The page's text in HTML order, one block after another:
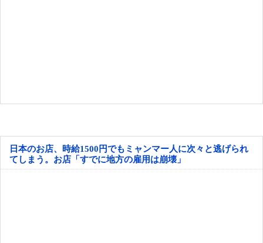
日本のお店、時給1500円でもミャンマー人に次々と逃げられ
てしまう。お店「すでに地方の雇用は崩壊」